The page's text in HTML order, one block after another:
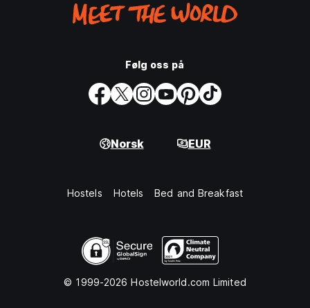
Følg oss på
Norsk EUR
Hostels Hotels Bed and Breakfast
© 1999-2026 Hostelworld.com Limited